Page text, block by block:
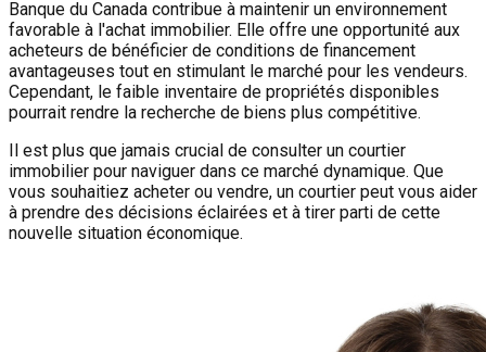
Banque du Canada contribue à maintenir un environnement
favorable à l'achat immobilier. Elle offre une opportunité aux
acheteurs de bénéficier de conditions de financement
avantageuses tout en stimulant le marché pour les vendeurs.
Cependant, le faible inventaire de propriétés disponibles
pourrait rendre la recherche de biens plus compétitive.
Il est plus que jamais crucial de consulter un courtier
immobilier pour naviguer dans ce marché dynamique. Que
vous souhaitiez acheter ou vendre, un courtier peut vous aider
à prendre des décisions éclairées et à tirer parti de cette
nouvelle situation économique.